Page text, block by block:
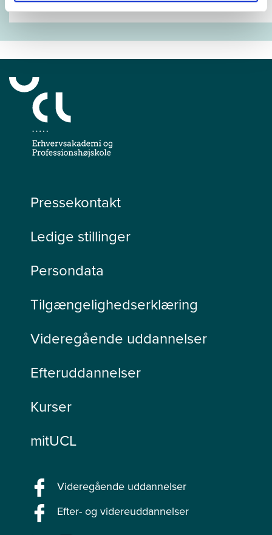
Pressekontakt
Ledige stillinger
Persondata
Tilgængelighedserklæring
Videregående uddannelser
Efteruddannelser
Kurser
mitUCL
Videregående uddannelser
Efter- og videreuddannelser